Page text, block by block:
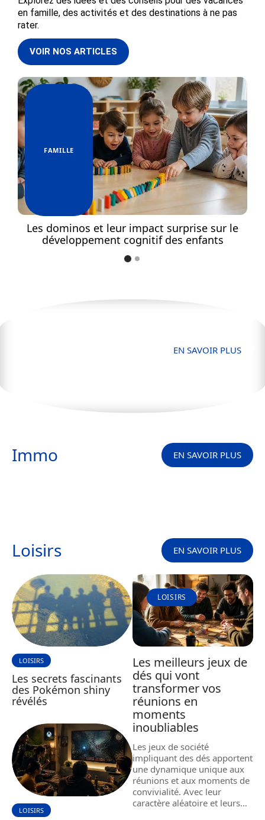
en famille, des activités et des destinations à ne pas
rater.
VOIR NOS ARTICLES
FAMILLE
Les dominos et leur impact surprise sur le
développement cognitif des enfants
EN SAVOIR PLUS
Immo EN SAVOIR PLUS
Loisirs EN SAVOIR PLUS
LOISIRS
Les secrets fascinants
des Pokémon shiny
révélés
LOISIRS
LOISIRS
Les meilleurs jeux de
dés qui vont
transformer vos
réunions en
moments
inoubliables
Les jeux de société
impliquant des dés apportent
une dynamique unique aux
réunions et aux moments de
convivialité. Avec leur
caractère aléatoire et leurs…